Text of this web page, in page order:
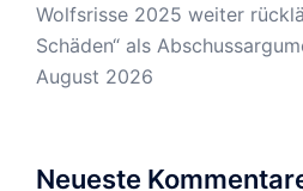
Wolfsrisse 2025 weiter
Schäden“ als
August 2026
Neueste